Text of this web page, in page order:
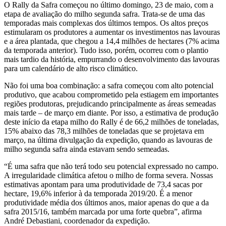
O Rally da Safra começou no último domingo, 23 de maio, com a
etapa de avaliação do milho segunda safra. Trata-se de uma das
temporadas mais complexas dos últimos tempos. Os altos preços
estimularam os produtores a aumentar os investimentos nas lavouras
e a área plantada, que chegou a 14,4 milhões de hectares (7% acima
da temporada anterior). Tudo isso, porém, ocorreu com o plantio
mais tardio da história, empurrando o desenvolvimento das lavouras
para um calendário de alto risco climático.
Não foi uma boa combinação: a safra começou com alto potencial
produtivo, que acabou comprometido pela estiagem em importantes
regiões produtoras, prejudicando principalmente as áreas semeadas
mais tarde – de março em diante. Por isso, a estimativa de produção
deste início da etapa milho do Rally é de 66,2 milhões de toneladas,
15% abaixo das 78,3 milhões de toneladas que se projetava em
março, na última divulgação da expedição, quando as lavouras de
milho segunda safra ainda estavam sendo semeadas.
“É uma safra que não terá todo seu potencial expressado no campo.
A irregularidade climática afetou o milho de forma severa. Nossas
estimativas apontam para uma produtividade de 73,4 sacas por
hectare, 19,6% inferior à da temporada 2019/20. É a menor
produtividade média dos últimos anos, maior apenas do que a da
safra 2015/16, também marcada por uma forte quebra”, afirma
André Debastiani, coordenador da expedição.